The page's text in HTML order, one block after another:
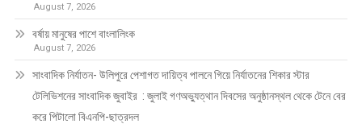
August 7, 2026
বর্ষায় মানুষের পাশে বাংলালিংক
August 7, 2026
সাংবাদিক নির্যাতন- উলিপুরে পেশাগত দায়িত্ব পালনে গিয়ে নির্যাতনের শিকার স্টার
টেলিভিশনের সাংবাদিক জুবাইর : জুলাই গণঅভ্যুত্থান দিবসের অনুষ্ঠানস্থল থেকে টেনে বের
করে পিটালো বিএনপি-ছাত্রদল